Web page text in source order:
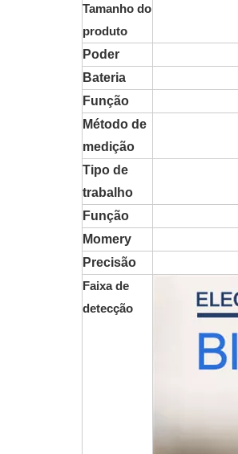
Tamanho do
produto
Poder
Bateria
Função
Método de
medição
Tipo de
trabalho
Função
Momery
Precisão
Faixa de
detecção